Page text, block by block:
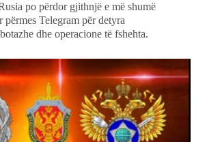
po përdor gjithnjë e më shumë
përmes Telegram për detyra
dhe operacione të fshehta.